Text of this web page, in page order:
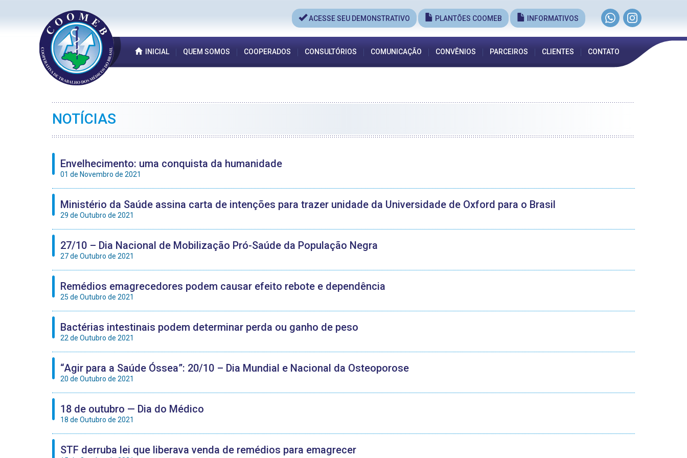
ACESSE SEU DEMONSTRATIVO PLANTÕES COOMEB INFORMATIVOS
INICIAL QUEM SOMOS COOPERADOS CONSULTÓRIOS COMUNICAÇÃO CONVÊNIOS PARCEIROS CLIENTES CONTATO
NOTÍCIAS
Envelhecimento: uma conquista da humanidade
01 de Novembro de 2021
Ministério da Saúde assina carta de intenções para trazer unidade da Universidade de Oxford para o Brasil
29 de Outubro de 2021
27/10 – Dia Nacional de Mobilização Pró-Saúde da População Negra
27 de Outubro de 2021
Remédios emagrecedores podem causar efeito rebote e dependência
25 de Outubro de 2021
Bactérias intestinais podem determinar perda ou ganho de peso
22 de Outubro de 2021
“Agir para a Saúde Óssea”: 20/10 – Dia Mundial e Nacional da Osteoporose
20 de Outubro de 2021
18 de outubro — Dia do Médico
18 de Outubro de 2021
STF derruba lei que liberava venda de remédios para emagrecer